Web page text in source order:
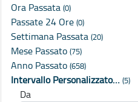
Ora Passata (0)
Passate 24 Ore (0)
Settimana Passata (20)
Mese Passato (75)
Anno Passato (658)
Intervallo Personalizzato… (5)
Da